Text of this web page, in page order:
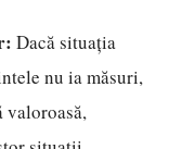
Dacă situația
nu ia măsuri,
valoroasă,